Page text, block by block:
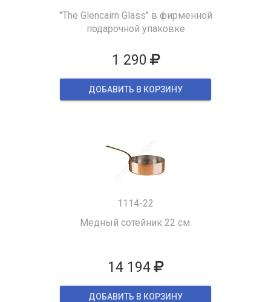
"The Glencairn Glass" в фирменной
подарочной упаковке
1 290
ДОБАВИТЬ В КОРЗИНУ
1114-22
Медный сотейник 22 см.
14 194
ДОБАВИТЬ В КОРЗИНУ